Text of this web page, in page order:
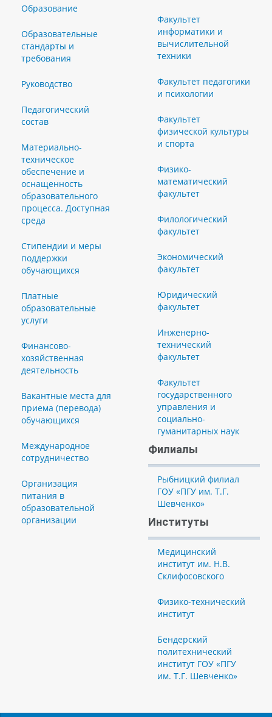
Образование
Образовательные
стандарты и
требования
Руководство
Педагогический
состав
Материально-
техническое
обеспечение и
оснащенность
образовательного
процесса. Доступная
среда
Стипендии и меры
поддержки
обучающихся
Платные
образовательные
услуги
Финансово-
хозяйственная
деятельность
Вакантные места для
приема (перевода)
обучающихся
Международное
сотрудничество
Организация
питания в
образовательной
организации
Факультет
информатики и
вычислительной
техники
Факультет педагогики
и психологии
Факультет
физической культуры
и спорта
Физико-
математический
факультет
Филологический
факультет
Экономический
факультет
Юридический
факультет
Инженерно-
технический
факультет
Факультет
государственного
управления и
социально-
гуманитарных наук
Филиалы
Рыбницкий филиал
ГОУ «ПГУ им. Т.Г.
Шевченко»
Институты
Медицинский
институт им. Н.В.
Склифосовского
Физико-технический
институт
Бендерский
политехнический
институт ГОУ «ПГУ
им. Т.Г. Шевченко»